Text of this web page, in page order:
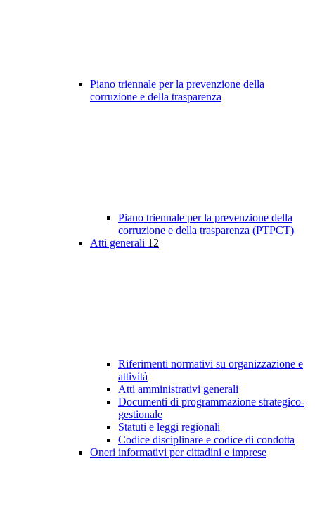
Piano triennale per la prevenzione della
corruzione e della trasparenza
Piano triennale per la prevenzione della
corruzione e della trasparenza (PTPCT)
Atti generali 12
Riferimenti normativi su organizzazione e
attività
Atti amministrativi generali
Documenti di programmazione strategico-
gestionale
Statuti e leggi regionali
Codice disciplinare e codice di condotta
Oneri informativi per cittadini e imprese